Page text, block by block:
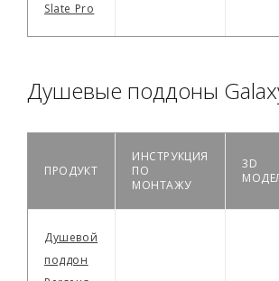
Slate Pro
Душевые поддоны
ПРОДУКТ
ИНСТРУКЦИЯ
ПО
МОНТАЖУ
3D
Душевой
поддон